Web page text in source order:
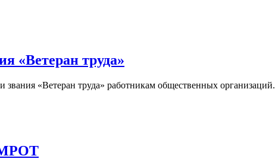
«Ветеран труда»
«Ветеран труда» работникам общественных организаций.
МРОТ